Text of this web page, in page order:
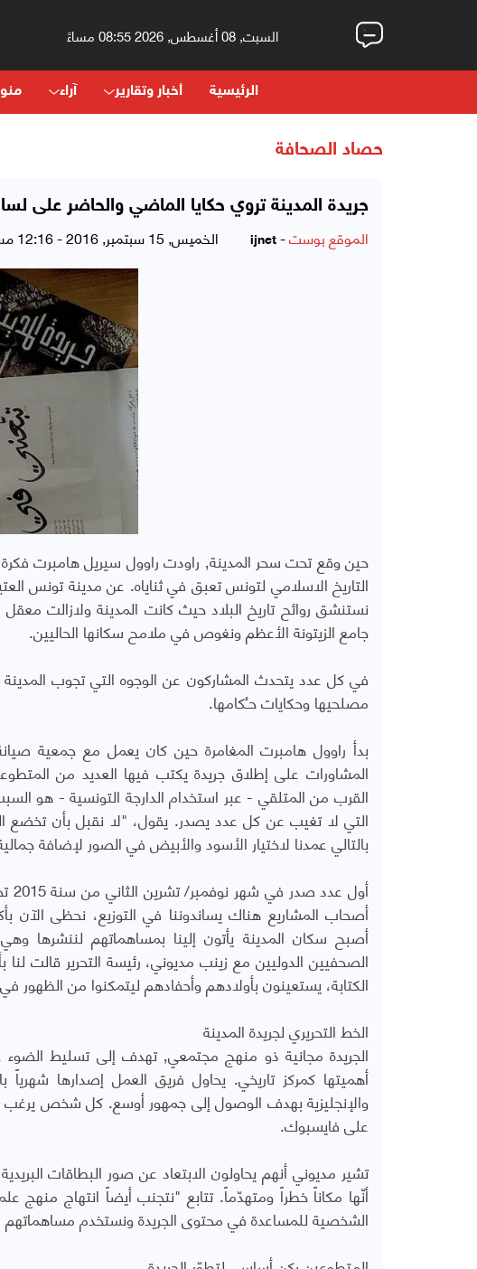
السبت, 08 أغسطس, 2026 08:55 مساءً
الرئيسية أخبار وتقارير آراء
حصاد الصحافة
جريدة المدينة تروي حكايا الماضي والحاضر على
الموقع بوست-
ijnet الخميس, 15 سبتمبر, 2016 - 12:16 مساءً
حين وقع تحت سحر المدينة٬ راودت راوول
جامع الزيتونة الأعظم ونغوص في ملامح سكانها الحاليين.
مصلحيها وحكايات حـُكامها.
القرب من المتلقي - عبر استخدام الدارجة التونسية - هو
بالتالي عمدنا لاختيار الأسود والأبيض في الصور لإضافة
أصحاب المشاريع هناك يساندوننا في التوزيع، نحظى الآن
الصحفيين الدوليين مع زينب مديوني، رئيسة التحرير قالت
الكتابة، يستعينون بأولادهم وأحفادهم ليتمكنوا من الظهور
الخط التحريري لجريدة المدينة
الجريدة مجانية ذو منهج مجتمعي٬
أهميتها كمركز تاريخي. يحاول فريق العمل إصدارها
والإنجليزية بهدف الوصول إلى جمهور أوسع. كل شخص
على فايسبوك.
تشير مديوني أنهم يحاولون الابتعاد عن صور البطاقات
أنّها مكاناً خطراً ومتهدّماً. تتابع "نتجنب أيضاً انتهاج
الشخصية للمساعدة في محتوى الجريدة ونستخدم مساهماتهم